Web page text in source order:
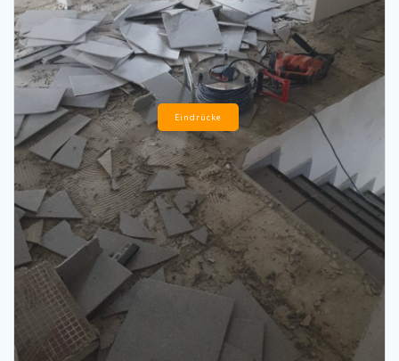
Eindrücke